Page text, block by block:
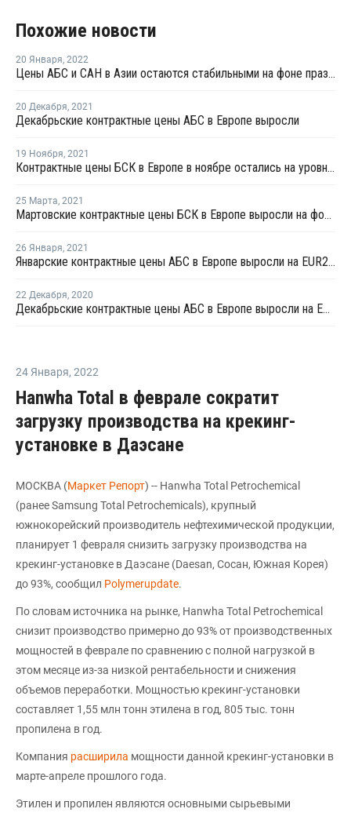
Похожие новости
20 Января, 2022
Цены АБС и САН в Азии остаются стабильными на фоне праздников
20 Декабря, 2021
Декабрьские контрактные цены АБС в Европе выросли
19 Ноября, 2021
Контрактные цены БСК в Европе в ноябре остались на уровне прошлого месяца
25 Марта, 2021
Мартовские контрактные цены БСК в Европе выросли на фоне резкого роста цен сырья
26 Января, 2021
Январские контрактные цены АБС в Европе выросли на EUR250–300 за тонну
22 Декабря, 2020
Декабрьские контрактные цены АБС в Европе выросли на EUR180-250 за тонну
24 Января, 2022
Hanwha Total в феврале сократит
загрузку производства на крекинг-
установке в Даэсане
МОСКВА (Маркет Репорт) -- Hanwha Total Petrochemical
(ранее Samsung Total Petrochemicals), крупный
южнокорейский производитель нефтехимической продукции,
планирует 1 февраля снизить загрузку производства на
крекинг-установке в Даэсане (Daesan, Сосан, Южная Корея)
до 93%, сообщил Polymerupdate.
По словам источника на рынке, Hanwha Total Petrochemical
снизит производство примерно до 93% от производственных
мощностей в феврале по сравнению с полной нагрузкой в
этом месяце из-за низкой рентабельности и снижения
объемов переработки. Мощностью крекинг-установки
составляет 1,55 млн тонн этилена в год, 805 тыс. тонн
пропилена в год.
Компания расширила мощности данной крекинг-установки в
марте-апреле прошлого года.
Этилен и пропилен являются основными сырьевыми